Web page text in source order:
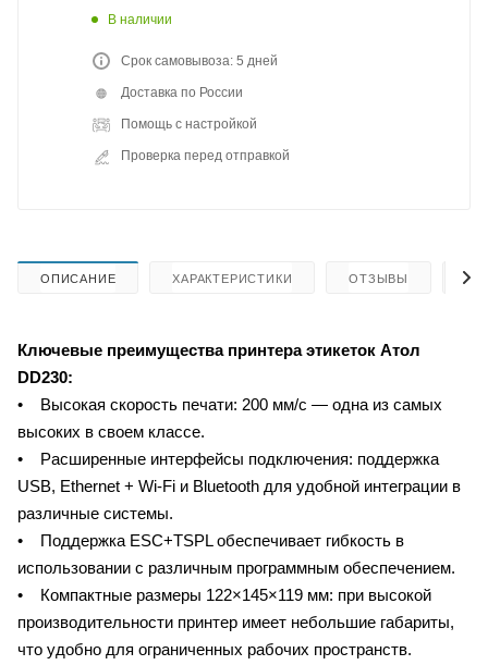
В наличии
Срок самовывоза: 5 дней
Доставка по России
Помощь с настройкой
Проверка перед отправкой
ОПИСАНИЕ ХАРАКТЕРИСТИКИ ОТЗЫВЫ
Ключевые преимущества принтера этикеток Атол
DD230:
• Высокая скорость печати: 200 мм/с — одна из самых
высоких в своем классе.
• Расширенные интерфейсы подключения: поддержка
USB, Ethernet + Wi-Fi и Bluetooth для удобной интеграции в
различные системы.
• Поддержка ESC+TSPL обеспечивает гибкость в
использовании с различным программным обеспечением.
• Компактные размеры 122×145×119 мм: при высокой
производительности принтер имеет небольшие габариты,
что удобно для ограниченных рабочих пространств.